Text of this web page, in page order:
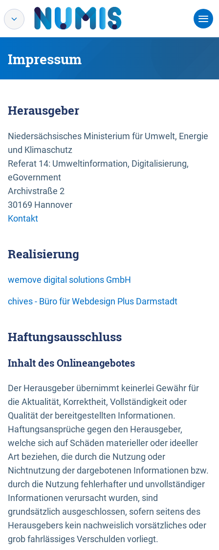
Impressum
Herausgeber
Niedersächsisches Ministerium für Umwelt, Energie
und Klimaschutz
Referat 14: Umweltinformation, Digitalisierung,
eGovernment
Archivstraße 2
30169 Hannover
Kontakt
Realisierung
wemove digital solutions GmbH
chives - Büro für Webdesign Plus Darmstadt
Haftungsausschluss
Inhalt des Onlineangebotes
Der Herausgeber übernimmt keinerlei Gewähr für
die Aktualität, Korrektheit, Vollständigkeit oder
Qualität der bereitgestellten Informationen.
Haftungsansprüche gegen den Herausgeber,
welche sich auf Schäden materieller oder ideeller
Art beziehen, die durch die Nutzung oder
Nichtnutzung der dargebotenen Informationen bzw.
durch die Nutzung fehlerhafter und unvollständiger
Informationen verursacht wurden, sind
grundsätzlich ausgeschlossen, sofern seitens des
Herausgebers kein nachweislich vorsätzliches oder
grob fahrlässiges Verschulden vorliegt.